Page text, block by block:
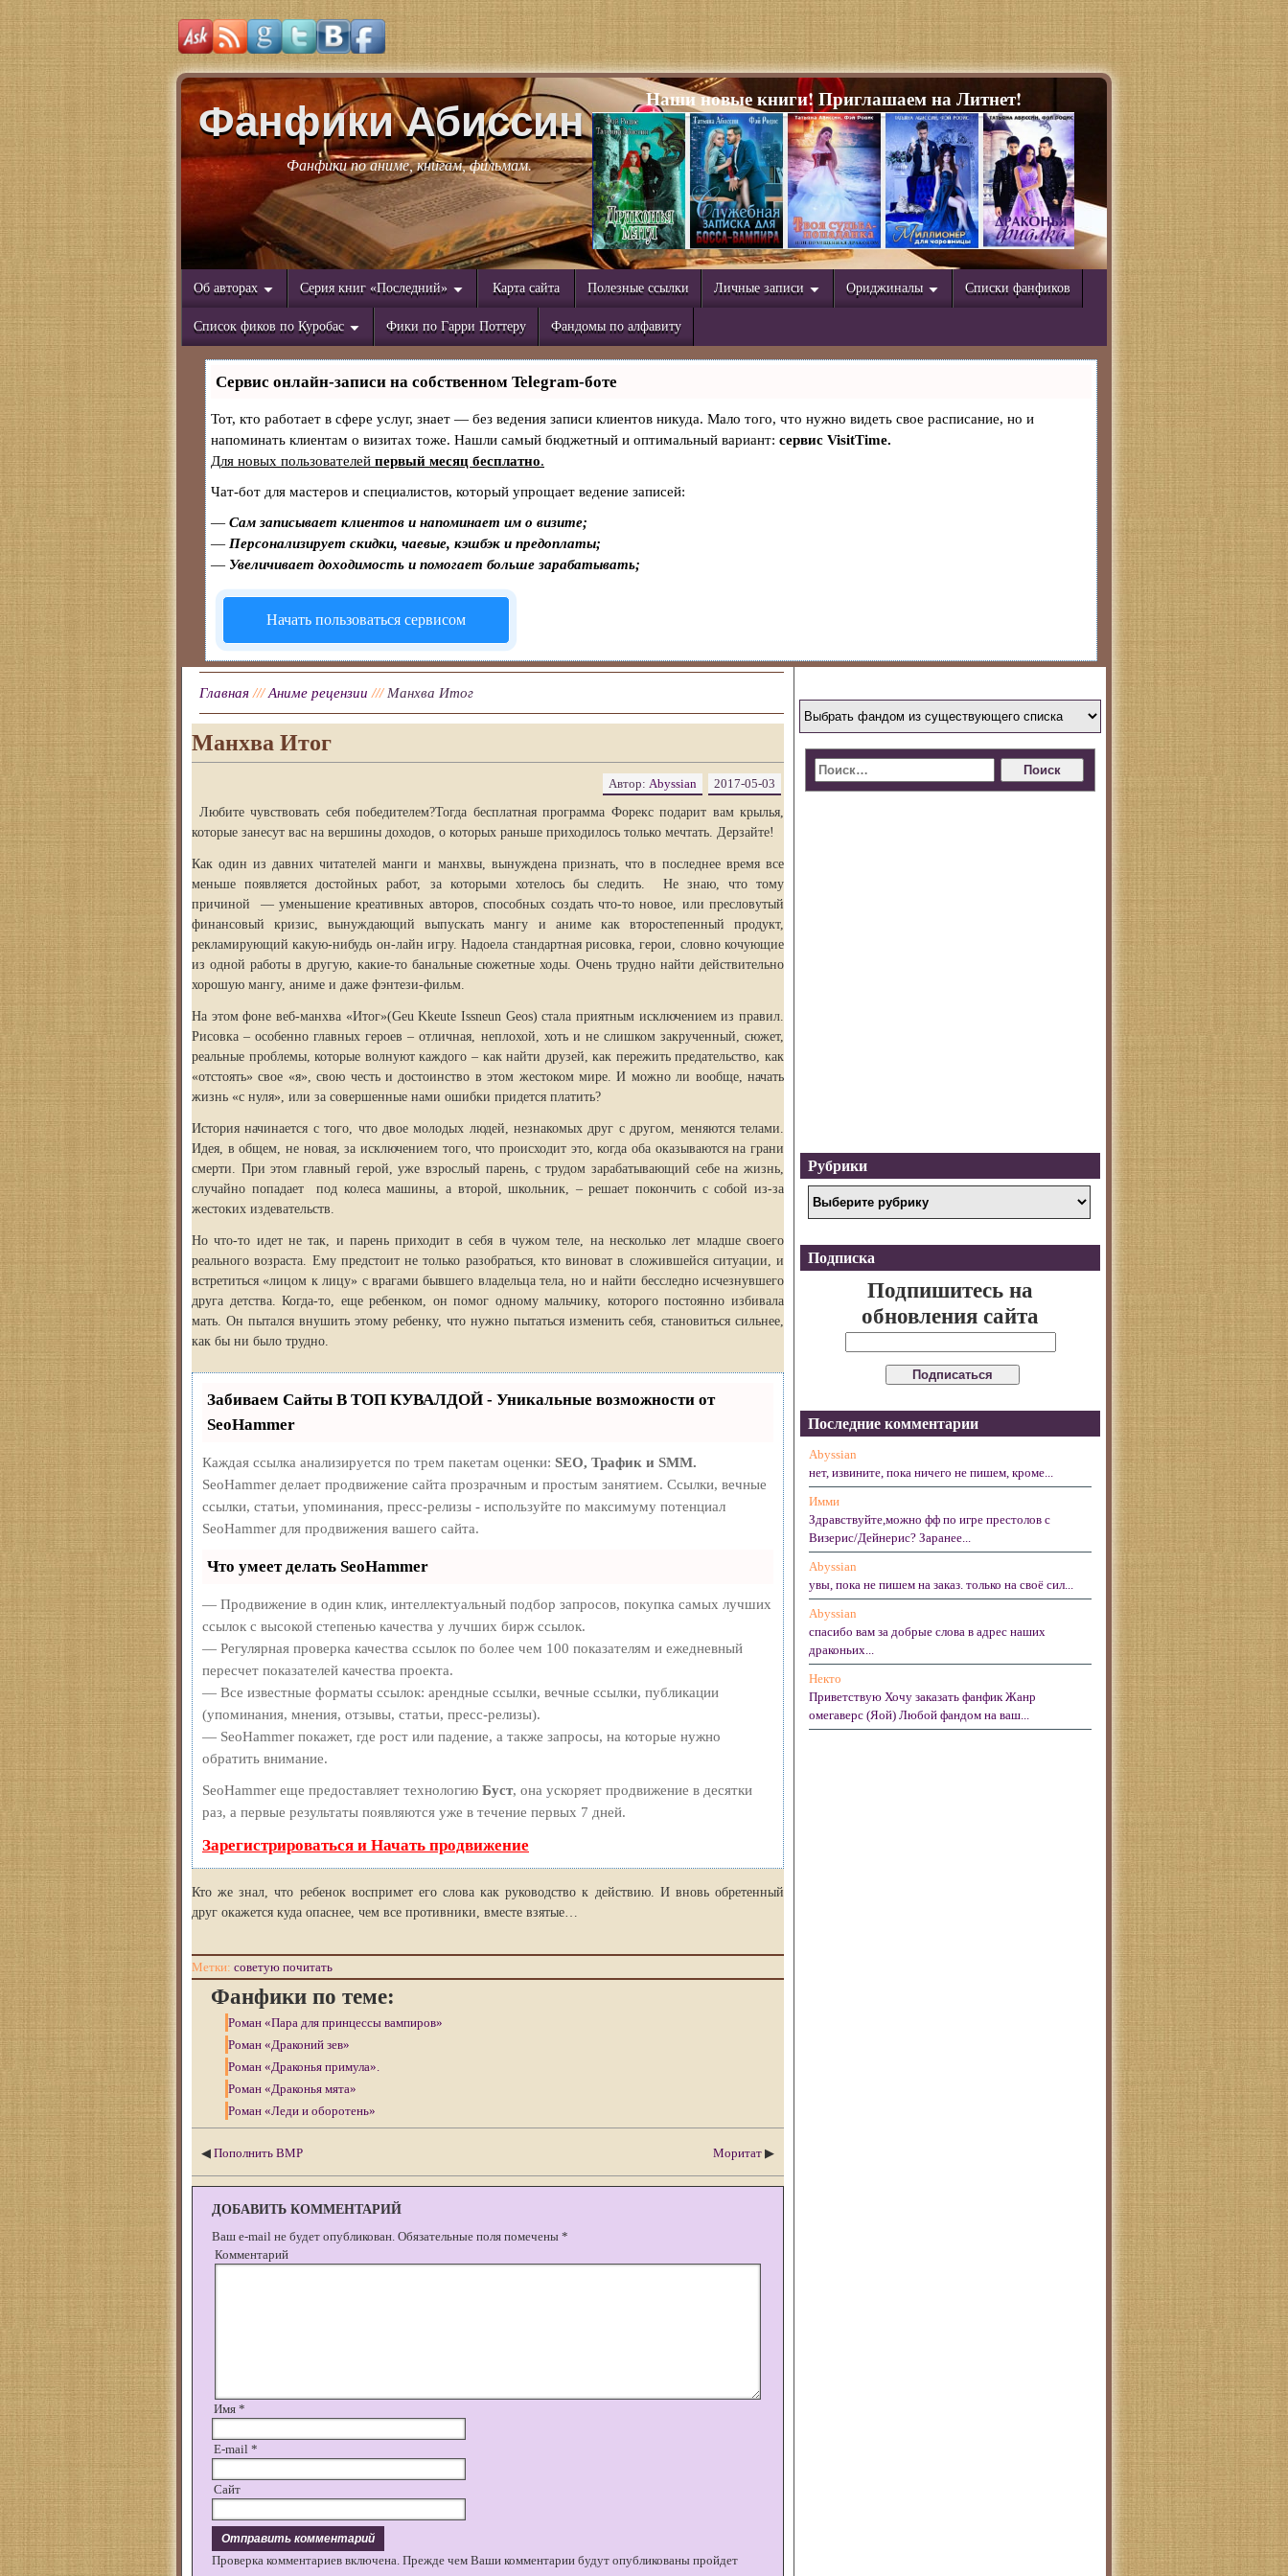
Фанфики Абиссин
Фанфики по аниме, книгам, фильмам.
Наши новые книги! Приглашаем на Литнет!
Об авторах Серия книг «Последний» Карта сайта Полезные ссылки Личные записи Ориджиналы Списки фанфиков
Список фиков по Куробас Фики по Гарри Поттеру Фандомы по алфавиту
Сервис онлайн-записи на собственном Telegram-боте
Тот, кто работает в сфере услуг, знает — без ведения записи клиентов никуда. Мало того, что нужно видеть свое расписание, но и
напоминать клиентам о визитах тоже. Нашли самый бюджетный и оптимальный вариант: сервис VisitTime.
Для новых пользователей первый месяц бесплатно.
Чат-бот для мастеров и специалистов, который упрощает ведение записей:
— Сам записывает клиентов и напоминает им о визите;
— Персонализирует скидки, чаевые, кэшбэк и предоплаты;
— Увеличивает доходимость и помогает больше зарабатывать;
Начать пользоваться сервисом
Главная ///Аниме рецензии /// Манхва Итог
Манхва Итог
2017-05-03
Автор: Abyssian
Любите чувствовать себя победителем?Тогда бесплатная программа Форекс подарит вам крылья,
которые занесут вас на вершины доходов, о которых раньше приходилось только мечтать. Дерзайте!
Как один из давних читателей манги и манхвы, вынуждена признать, что в последнее время все
меньше появляется достойных работ, за которыми хотелось бы следить. Не знаю, что тому
причиной — уменьшение креативных авторов, способных создать что-то новое, или пресловутый
финансовый кризис, вынуждающий выпускать мангу и аниме как второстепенный продукт,
рекламирующий какую-нибудь он-лайн игру. Надоела стандартная рисовка, герои, словно кочующие
из одной работы в другую, какие-то банальные сюжетные ходы. Очень трудно найти действительно
хорошую мангу, аниме и даже фэнтези-фильм.
На этом фоне веб-манхва «Итог»(Geu Kkeute Issneun Geos) стала приятным исключением из правил.
Рисовка – особенно главных героев – отличная, неплохой, хоть и не слишком закрученный, сюжет,
реальные проблемы, которые волнуют каждого – как найти друзей, как пережить предательство, как
«отстоять» свое «я», свою честь и достоинство в этом жестоком мире. И можно ли вообще, начать
жизнь «с нуля», или за совершенные нами ошибки придется платить?
История начинается с того, что двое молодых людей, незнакомых друг с другом, меняются телами.
Идея, в общем, не новая, за исключением того, что происходит это, когда оба оказываются на грани
смерти. При этом главный герой, уже взрослый парень, с трудом зарабатывающий себе на жизнь,
случайно попадает под колеса машины, а второй, школьник, – решает покончить с собой из-за
жестоких издевательств.
Но что-то идет не так, и парень приходит в себя в чужом теле, на несколько лет младше своего
реального возраста. Ему предстоит не только разобраться, кто виноват в сложившейся ситуации, и
встретиться «лицом к лицу» с врагами бывшего владельца тела, но и найти бесследно исчезнувшего
друга детства. Когда-то, еще ребенком, он помог одному мальчику, которого постоянно избивала
мать. Он пытался внушить этому ребенку, что нужно пытаться изменить себя, становиться сильнее,
как бы ни было трудно.
Забиваем Сайты В ТОП КУВАЛДОЙ - Уникальные возможности от
SeoHammer
Каждая ссылка анализируется по трем пакетам оценки: SEO, Трафик и SMM.
SeoHammer делает продвижение сайта прозрачным и простым занятием. Ссылки, вечные
ссылки, статьи, упоминания, пресс-релизы - используйте по максимуму потенциал
SeoHammer для продвижения вашего сайта.
Что умеет делать SeoHammer
— Продвижение в один клик, интеллектуальный подбор запросов, покупка самых лучших
ссылок с высокой степенью качества у лучших бирж ссылок.
— Регулярная проверка качества ссылок по более чем 100 показателям и ежедневный
пересчет показателей качества проекта.
— Все известные форматы ссылок: арендные ссылки, вечные ссылки, публикации
(упоминания, мнения, отзывы, статьи, пресс-релизы).
— SeoHammer покажет, где рост или падение, а также запросы, на которые нужно
обратить внимание.
SeoHammer еще предоставляет технологию Буст, она ускоряет продвижение в десятки
раз, а первые результаты появляются уже в течение первых 7 дней.
Зарегистрироваться и Начать продвижение
Кто же знал, что ребенок воспримет его слова как руководство к действию. И вновь обретенный
друг окажется куда опаснее, чем все противники, вместе взятые…
Метки: советую почитать
Фанфики по теме:
Роман «Пара для принцессы вампиров»
Роман «Драконий зев»
Роман «Драконья примула».
Роман «Драконья мята»
Роман «Леди и оборотень»
◀ Пополнить ВМР Моритат ▶
ДОБАВИТЬ КОММЕНТАРИЙ
Ваш e-mail не будет опубликован. Обязательные поля помечены *
Комментарий
Имя *
E-mail *
Сайт
Проверка комментариев включена. Прежде чем Ваши комментарии будут опубликованы пройдет
Рубрики
Подписка
Подпишитесь на
обновления сайта
Последние комментарии
Abyssian
нет, извините, пока ничего не пишем, кроме...
Имми
Здравствуйте,можно фф по игре престолов с
Визерис/Дейнерис? Заранее...
Abyssian
увы, пока не пишем на заказ. только на своё сил...
Abyssian
спасибо вам за добрые слова в адрес наших
драконьих...
Некто
Приветствую Хочу заказать фанфик Жанр
омегаверс (Яой) Любой фандом на ваш...